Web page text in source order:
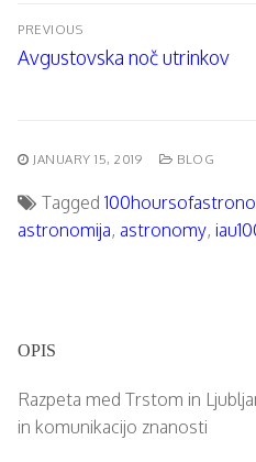
Post
navigation
PREVIOUS
Previous
Avgustovska noč utrinkov
JANUARY 15, 2019 BLOG
Tagged
astronomija, astronomy,
OPIS
Razpeta med Trstom in
in komunikacijo znanosti